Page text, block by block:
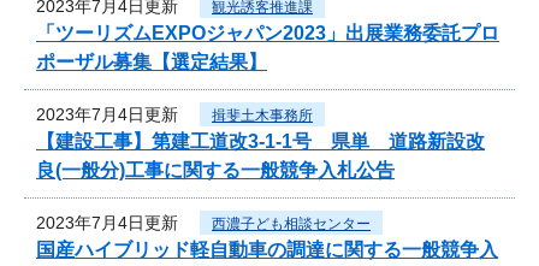
2023年7月4日更新 観光誘客推進課
「ツーリズムEXPOジャパン2023」出展業務委託プロ
ポーザル募集【選定結果】
2023年7月4日更新 揖斐土木事務所
【建設工事】第建工道改3-1-1号 県単 道路新設改
良(一般分)工事に関する一般競争入札公告
2023年7月4日更新 西濃子ども相談センター
国産ハイブリッド軽自動車の調達に関する一般競争入